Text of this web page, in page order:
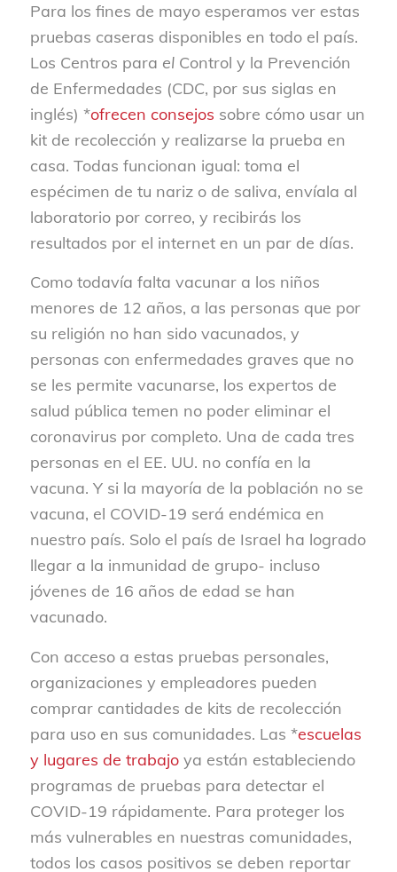
Para los fines de mayo esperamos ver estas
pruebas caseras disponibles en todo el país.
Los Centros para elControl y la Prevención
de Enfermedades (CDC, por sus siglas en
inglés) *ofrecen consejos sobre cómo usar un
kit de recolección y realizarse la prueba en
casa. Todas funcionan igual: toma el
espécimen de tu nariz o de saliva, envíala al
laboratorio por correo, y recibirás los
resultados por el internet en un par de días.
Como todavía falta vacunar a los niños
menores de 12 años, a las personas que por
su religión no han sido vacunados, y
personas con enfermedades graves que no
se les permite vacunarse, los expertos de
salud pública temen no poder eliminar el
coronavirus por completo. Una de cada tres
personas en el EE. UU. no confía en la
vacuna. Y si la mayoría de la población no se
vacuna, el COVID-19 será endémica en
nuestro país. Solo el país de Israel ha logrado
llegar a la inmunidad de grupo- incluso
jóvenes de 16 años de edad se han
vacunado.
Con acceso a estas pruebas personales,
organizaciones y empleadores pueden
comprar cantidades de kits de recolección
para uso en sus comunidades. Las *escuelas
y lugares de trabajoya están estableciendo
programas de pruebas para detectar el
COVID-19 rápidamente. Para proteger los
más vulnerables en nuestras comunidades,
todos los casos positivos se deben reportar